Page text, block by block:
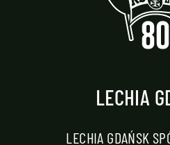
LECHIA
LECHIA GDAŃSK